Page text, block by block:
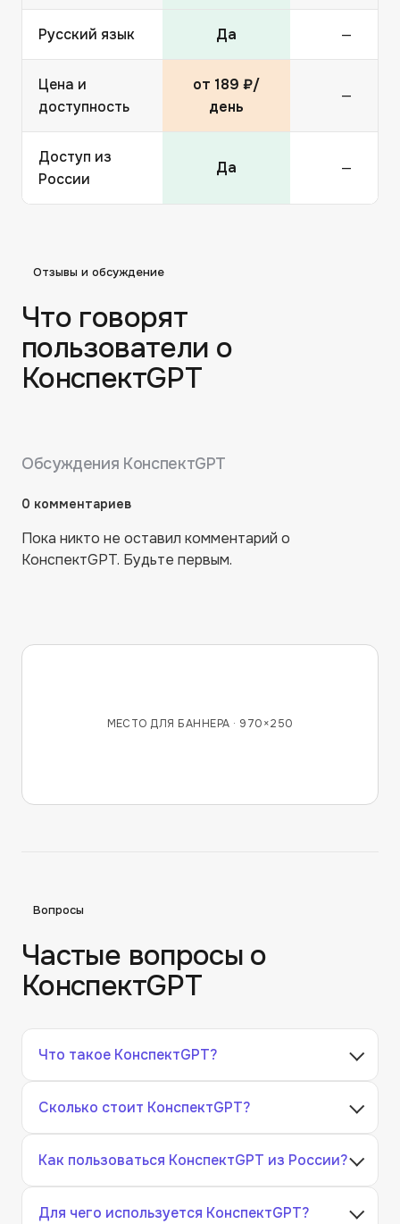
Русский язык Да —
Цена и
доступность
от 189 ₽/
день
—
Доступ из
России
Да —
Отзывы и обсуждение
Что говорят
пользователи о
КонспектGPT
Обсуждения КонспектGPT
0 комментариев
Пока никто не оставил комментарий о
КонспектGPT. Будьте первым.
МЕСТО ДЛЯ БАННЕРА · 970×250
Вопросы
Частые вопросы о
КонспектGPT
Что такое КонспектGPT?
Сколько стоит КонспектGPT?
Как пользоваться КонспектGPT из России?
Для чего используется КонспектGPT?